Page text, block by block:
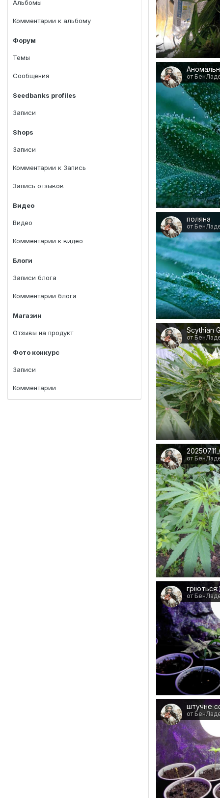
Альбомы
Комментарии к альбому
Форум
Темы
Сообщения
Seedbanks profiles
Записи
Shops
Записи
Комментарии к Запись
Запись отзывов
Видео
Видео
Комментарии к видео
Блоги
Записи блога
Комментарии блога
Магазин
Отзывы на продукт
Фото конкурс
Записи
Комментарии
от
поляна
от
от
от
от
штучне
от